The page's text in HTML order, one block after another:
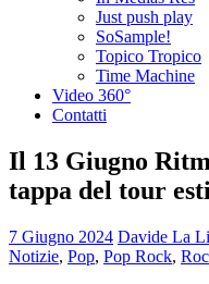
Just push play
SoSample!
Topico Tropico
Time Machine
Video 360°
Contatti
Il 13 Giugno
tappa del tour
7 Giugno 2024 Davide La
Notizie, Pop, Pop Rock,